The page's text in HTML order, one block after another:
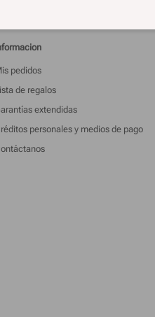
pedidos
de regalos
extendidas
personales y medios de pago